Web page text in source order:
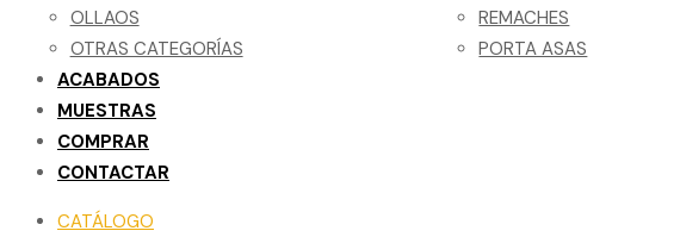
OLLAOS
REMACHES
OTRAS CATEGORÍAS
PORTA ASAS
ACABADOS
MUESTRAS
COMPRAR
CONTACTAR
CATÁLOGO